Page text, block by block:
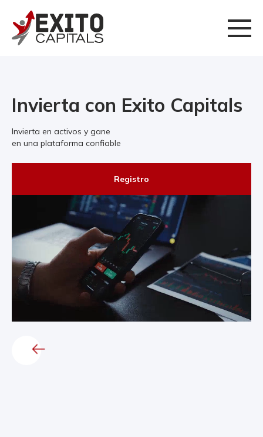
Invierta con Exito Capitals
Invierta en activos y gane
en una plataforma confiable
Registro